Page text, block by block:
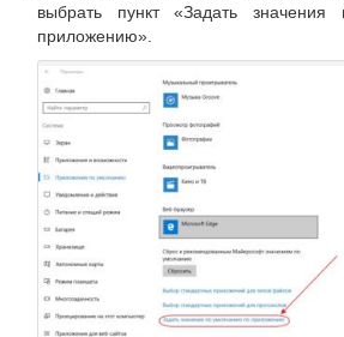
выбрать пункт «Задать
приложению».